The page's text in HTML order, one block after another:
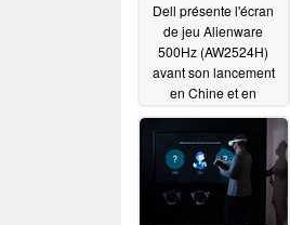
Dell présente l'écran
de jeu Alienware
500Hz (AW2524H)
avant son lancement
en Chine et en
01/10/2023